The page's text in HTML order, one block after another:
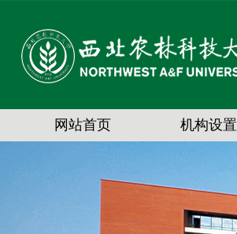
网站首页 机构设置